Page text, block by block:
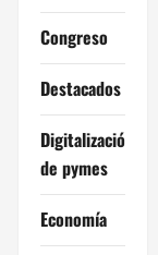
Congreso
Destacados
Digitalización
de pymes
Economía